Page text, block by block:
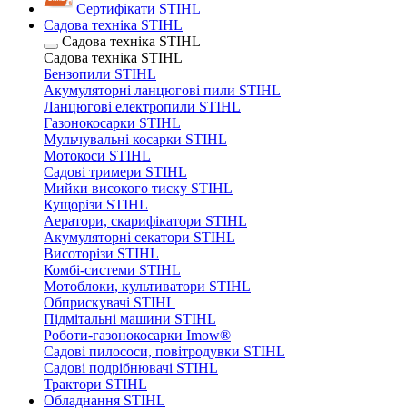
Сертифікати STIHL
Садова техніка STIHL
Садова техніка STIHL
Садова техніка STIHL
Бензопили STIHL
Акумуляторні ланцюгові пили STIHL
Ланцюгові електропили STIHL
Газонокосарки STIHL
Мульчувальні косарки STIHL
Мотокоси STIHL
Садові тримери STIHL
Мийки високого тиску STIHL
Кущорізи STIHL
Аератори, скарифікатори STIHL
Акумуляторні секатори STIHL
Висоторізи STIHL
Комбі-системи STIHL
Мотоблоки, культиватори STIHL
Обприскувачі STIHL
Підмітальні машини STIHL
Роботи-газонокосарки Imow®
Садові пилососи, повітродувки STIHL
Садові подрібнювачі STIHL
Трактори STIHL
Обладнання STIHL